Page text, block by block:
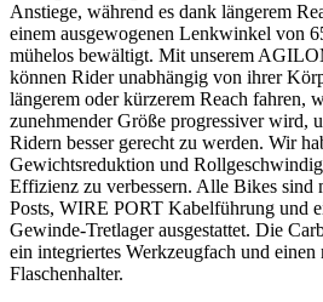
Anstiege, während es dank längerem
einem ausgewogenen Lenkwinkel von
mühelos bewältigt. Mit unserem
können Rider unabhängig von ihrer
längerem oder kürzerem Reach fahren,
zunehmender Größe progressiver wird,
Ridern besser gerecht zu werden. Wir
Gewichtsreduktion und
Effizienz zu verbessern. Alle Bikes sind
Posts, WIRE PORT Kabelführung und
Gewinde-Tretlager ausgestattet. Die
ein integriertes Werkzeugfach und
Flaschenhalter.